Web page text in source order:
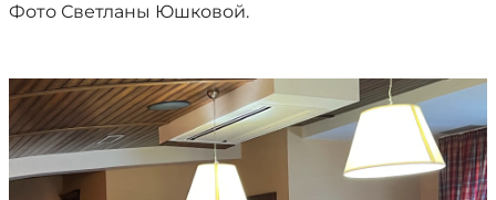
Фото Светланы Юшковой.